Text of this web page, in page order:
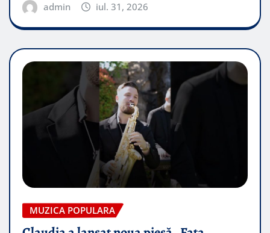
admin iul. 31, 2026
MUZICA POPULARA